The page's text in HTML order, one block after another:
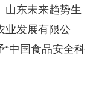
山东未来趋势生
业发展有限公
中国食品安全科